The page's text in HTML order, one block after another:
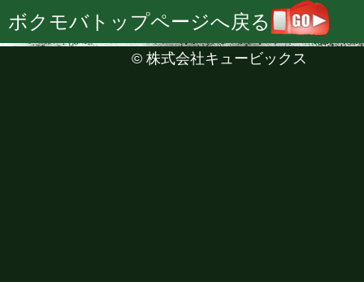
ボクモバトップページへ戻る
© 株式会社キュービックス